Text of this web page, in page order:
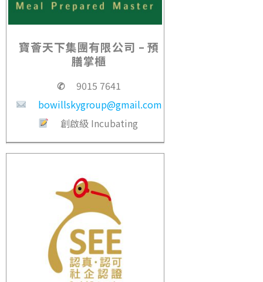
寶薈天下集團有限公司 – 預
膳掌櫃
✆
9015 7641
bowillskygroup@gmail.com
創啟級 Incubating